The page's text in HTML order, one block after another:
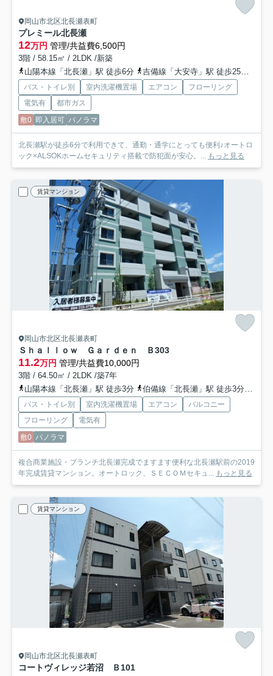
岡山市北区北長瀬表町
プレミール北長瀬
12万円 管理/共益費6,500円
3階 / 58.15㎡ / 2LDK /新築
山陽本線「北長瀬」駅 徒歩6分
吉備線「大安寺」駅 徒歩25分
バス・トイレ別 室内洗濯機置場 エアコン
フローリング
電気有
都市ガス
敷0 即入居可 パノラマ
北長瀬駅が徒歩6分で利用できて、通勤・通学にとっても便利♪オートロ
ック×ALSOKホームセキュリティ搭載で防犯面が安心。... もっと見る
賃貸マンション
岡山市北区北長瀬表町
Ｓｈａｌｌｏｗ Ｇａｒｄｅｎ Ｂ303
11.2万円 管理/共益費10,000円
3階 / 64.50㎡ / 2LDK /築7年
山陽本線「北長瀬」駅 徒歩3分
伯備線「北長瀬」駅 徒歩3分
バス・トイレ別 室内洗濯機置場 エアコン
バルコニー
フローリング
電気有
敷0 パノラマ
複合商業施設・ブランチ北長瀬完成でますます便利な北長瀬駅前の2019
年完成賃貸マンション。オートロック、ＳＥＣＯＭセキュ... もっと見る
賃貸マンション
岡山市北区北長瀬表町
コートヴィレッジ若沼 Ｂ 101